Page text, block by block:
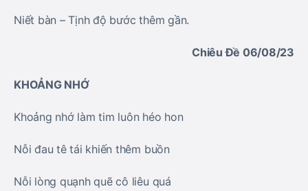
Niết bàn – Tịnh độ bước thêm gần.
Chiêu Đề 06/08/23
KHOẢNG NHỚ
Khoảng nhớ làm tim luôn héo hon
Nỗi đau tê tái khiến thêm buồn
Nỗi lòng quạnh quẽ cô liêu quá